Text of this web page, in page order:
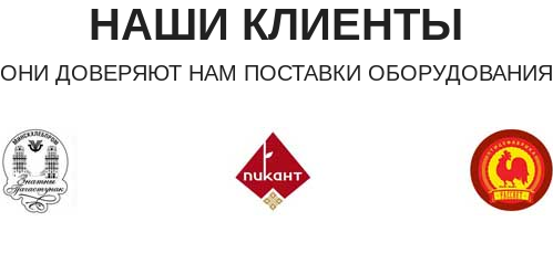
НАШИ КЛИЕНТЫ
ОНИ ДОВЕРЯЮТ НАМ ПОСТАВКИ ОБОРУДОВАНИЯ